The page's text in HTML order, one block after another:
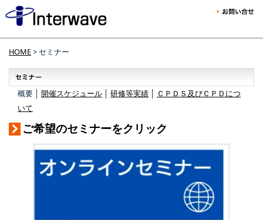
HOME> セミナー
概要 │ 開催スケジュール 研修等実績
ＣＰＤＳ及びＣＰＤにつ
いて
ご希望のセミナーをクリック